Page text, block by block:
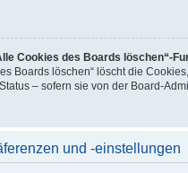
Cookies des Boards löschen“-
Boards löschen“ löscht die
– sofern sie von der Board-
und -einstellungen